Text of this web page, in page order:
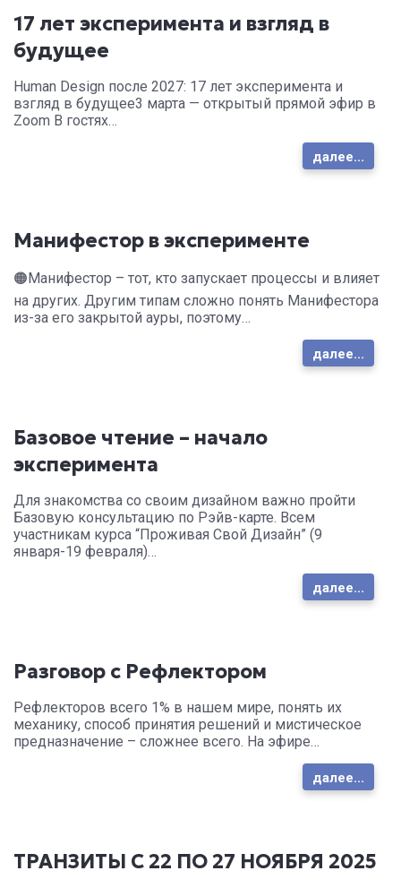
17 лет эксперимента и взгляд в
будущее
Human Design после 2027: 17 лет эксперимента и
взгляд в будущее3 марта — открытый прямой эфир в
Zoom В гостях…
далее...
Манифестор в эксперименте
🟠Манифестор – тот, кто запускает процессы и влияет
на других. Другим типам сложно понять Манифестора
из-за его закрытой ауры, поэтому…
далее...
Базовое чтение – начало
эксперимента
Для знакомства со своим дизайном важно пройти
Базовую консультацию по Рэйв-карте. Всем
участникам курса “Проживая Свой Дизайн” (9
января-19 февраля)…
далее...
Разговор с Рефлектором
Рефлекторов всего 1% в нашем мире, понять их
механику, способ принятия решений и мистическое
предназначение – сложнее всего. На эфире…
далее...
ТРАНЗИТЫ С 22 ПО 27 НОЯБРЯ 2025